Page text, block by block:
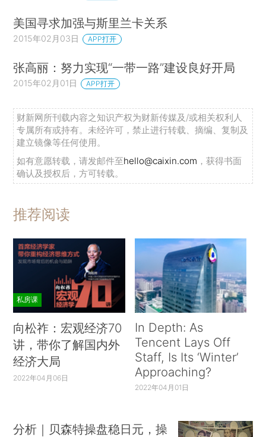
美国寻求加强与斯里兰卡关系
2015年02月03日 APP打开
张高丽：努力实现“一带一路”建设良好开局
2015年02月01日 APP打开
财新网所刊载内容之知识产权为财新传媒及/或相关权利人
专属所有或持有。未经许可，禁止进行转载、摘编、复制及
建立镜像等任何使用。
如有意愿转载，请发邮件至hello@caixin.com ，获得书面
确认及授权后，方可转载。
推荐阅读
私房课
向松祚：宏观经济70
讲，带你了解国内外
经济大局
2022年04月06日
In Depth: As
Tencent Lays Off
Staff, Is Its ‘Winter’
Approaching?
2022年04月01日
分析｜贝森特操盘稳日元，操